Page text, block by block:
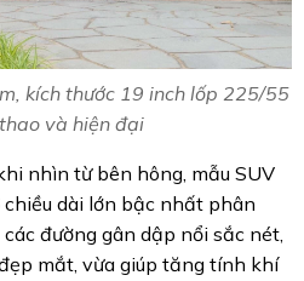
kích thước 19 inch lốp 225/55
và hiện đại
nhìn từ bên hông, mẫu SUV
dài lớn bậc nhất phân
đường gân dập nổi sắc nét,
mắt, vừa giúp tăng tính khí